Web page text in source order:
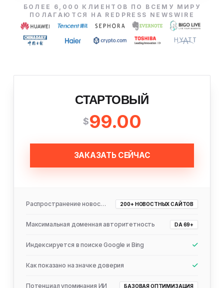
БОЛЕЕ 6,000 КЛИЕНТОВ ПО ВСЕМУ МИРУ
ПОЛАГАЮТСЯ НА REDPRESS NEWSWIRE
СТАРТОВЫЙ
$99.00
ЗАКАЗАТЬ СЕЙЧАС
Распространение новостей 200+ НОВОСТНЫХ САЙТОВ
Максимальная доменная авторитетность DA 69+
Индексируется в поиске Google и Bing
Как показано на значке доверия
Потенциал упоминания ИИ БАЗОВАЯ ОПТИМИЗАЦИЯ